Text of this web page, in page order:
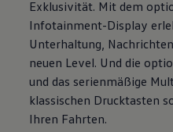
Digitale Extras
Dienste für
Volkswagen
Handy und
Updates für
Über Ihr Auto
Volkswagen
Exklusivität. Mit dem
Infotainment-Display
Unterhaltung,
neuen Level. Und die
und das serienmäßige
klassischen Drucktasten
Ihren Fahrten.